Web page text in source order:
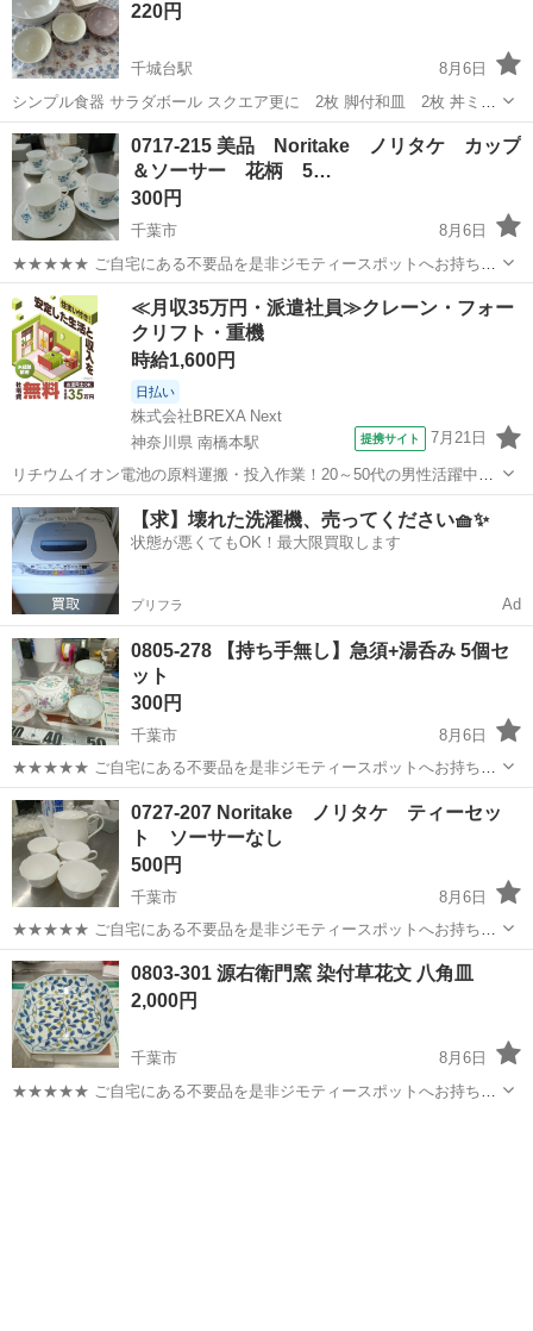
220円
千城台駅
8月6日
シンプル食器 サラダボール スクエア更に 2枚 脚付和皿 2枚 丼ミ
ニ 2つ まとめてお譲り致します
千葉 千葉市 千城台駅 食器
0717-215 美品 Noritake ノリタケ カップ
＆ソーサー 花柄 5…
300円
千葉市
8月6日
★★★★★ ご自宅にある不要品を是非ジモティースポットへお持ち込
みしませんか？ 家電、趣味・スポーツ・レジャー用品、こども用品、
衣料服飾品、生活雑貨、家具、本、CD・DVDなどが無料でまとめて持
ち込めます！ ※詳細はこ...
千葉 千葉市 食器 ノリタケ
≪月収35万円・派遣社員≫クレーン・フォー
クリフト・重機
時給1,600円
日払い
株式会社BREXA Next
神奈川県 南橋本駅
提携サイト 7月21日
リチウムイオン電池の原料運搬・投入作業！20～50代の男性活躍中★
ワンルーム寮完備！赴任旅費会社負担！年間休日130日★フォークリフ
ト免許お持ちの方、活躍中！就業先食堂利用可★《神奈川県相模原
市》 人気の工場のお仕事 ◇電...
神奈川 相模原市 南橋本駅 その他
【求】壊れた洗濯機、売ってください🧺✨
状態が悪くてもOK！最大限買取します
プリフラ Ad
0805-278 【持ち手無し】急須+湯呑み 5個セ
ット
300円
千葉市
8月6日
★★★★★ ご自宅にある不要品を是非ジモティースポットへお持ち込
みしませんか？ 家電、趣味・スポーツ・レジャー用品、こども用品、
衣料服飾品、生活雑貨、家具、本、CD・DVDなどが無料でまとめて持
ち込めます！ ※詳細はこ...
千葉 千葉市
0727-207 Noritake ノリタケ ティーセッ
ト ソーサーなし
500円
千葉市
8月6日
★★★★★ ご自宅にある不要品を是非ジモティースポットへお持ち込
みしませんか？ 家電、趣味・スポーツ・レジャー用品、こども用品、
衣料服飾品、生活雑貨、家具、本、CD・DVDなどが無料でまとめて持
ち込めます！ ※詳細はこ...
千葉 千葉市 食器 ノリタケ
0803-301 源右衛門窯 染付草花文 八角皿
2,000円
千葉市
8月6日
★★★★★ ご自宅にある不要品を是非ジモティースポットへお持ち込